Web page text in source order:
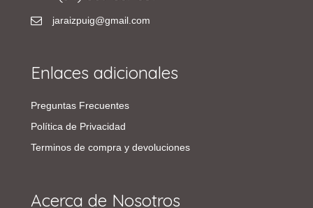
jaraizpuig@gmail.com
Enlaces adicionales
Preguntas Frecuentes
Política de Privacidad
Terminos de compra y devoluciones
Acerca de Nosotros